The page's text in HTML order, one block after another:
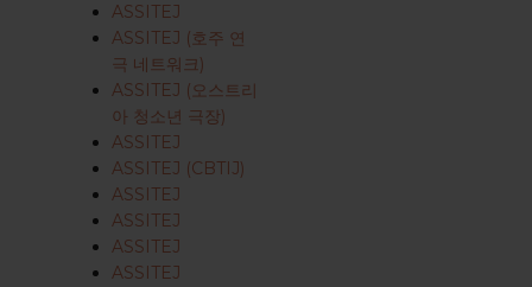
ASSITEJ
ASSITEJ (호주 연
극 네트워크)
ASSITEJ (오스트리
아 청소년 극장)
ASSITEJ
ASSITEJ (CBTIJ)
ASSITEJ
ASSITEJ
ASSITEJ
ASSITEJ